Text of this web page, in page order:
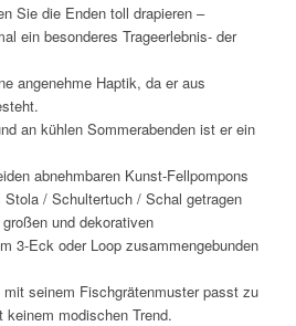
Sie die Enden toll drapieren –
ein besonderes Trageerlebnis- der
angenehme Haptik, da er aus
an kühlen Sommerabenden ist er ein
abnehmbaren Kunst-Fellpompons
/ Schultertuch / Schal getragen
und dekorativen
3-Eck oder Loop zusammengebunden
seinem Fischgrätenmuster passt zu
modischen Trend.